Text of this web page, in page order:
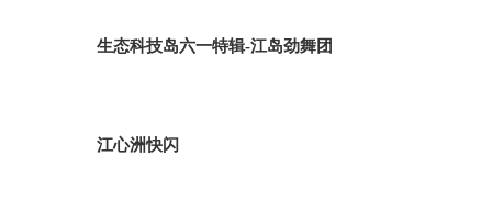
生态科技岛六一特辑-江岛劲舞团
江心洲快闪